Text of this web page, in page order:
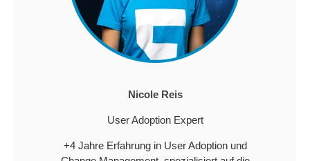
Nicole Reis
User Adoption Expert
+4 Jahre Erfahrung in User Adoption und